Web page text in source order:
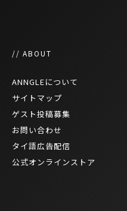
// ABOUT
ANNGLEについて
サイトマップ
ゲスト投稿募集
お問い合わせ
タイ語広告配信
公式オンラインストア